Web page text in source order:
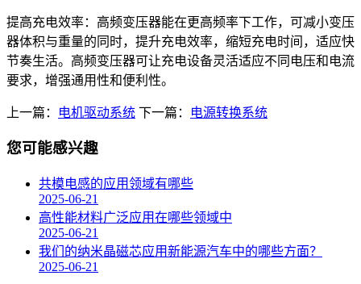
提高充电效率：高频变压器能在更高频率下工作，可减小变压
器体积与重量的同时，提升充电效率，缩短充电时间，适应快
节奏生活。高频变压器可让充电设备灵活适应不同电压和电流
要求，增强通用性和便利性。
上一篇： 电机驱动系统 下一篇： 电源转换系统
您可能感兴趣
共模电感的应用领域有哪些
2025-06-21
高性能材料广泛应用在哪些领域中
2025-06-21
我们的纳米晶磁芯应用新能源汽车中的哪些方面？
2025-06-21